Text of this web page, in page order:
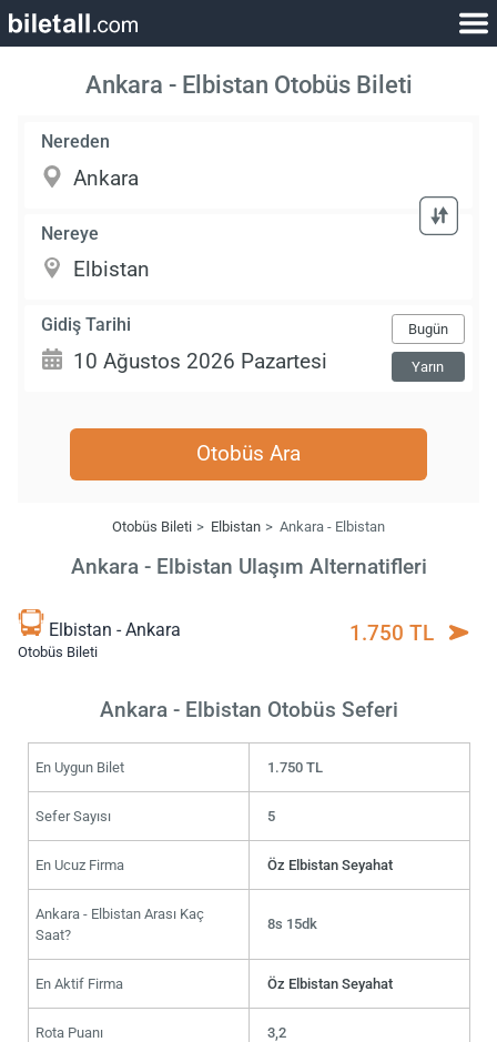
Ankara - Elbistan Otobüs Bileti
Nereden
Nereye
Gidiş Tarihi Bugün
Yarın
Otobüs Ara
Otobüs Bileti Elbistan Ankara - Elbistan
Ankara - Elbistan Ulaşım Alternatifleri
Elbistan - Ankara
Otobüs Bileti
1.750 TL
Ankara - Elbistan Otobüs Seferi
En Uygun Bilet 1.750 TL
Sefer Sayısı 5
En Ucuz Firma Öz Elbistan Seyahat
Ankara - Elbistan Arası Kaç
Saat?
8s 15dk
En Aktif Firma Öz Elbistan Seyahat
Rota Puanı 3,2